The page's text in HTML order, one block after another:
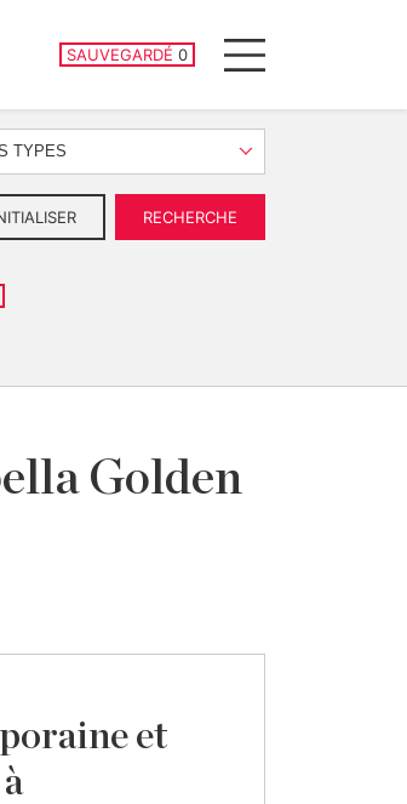
SAUVEGARDÉ 0
PROPRIÉTÉS SAUVEGARDÉES
Menu
TYPES
RECHERCHE
Golden
et